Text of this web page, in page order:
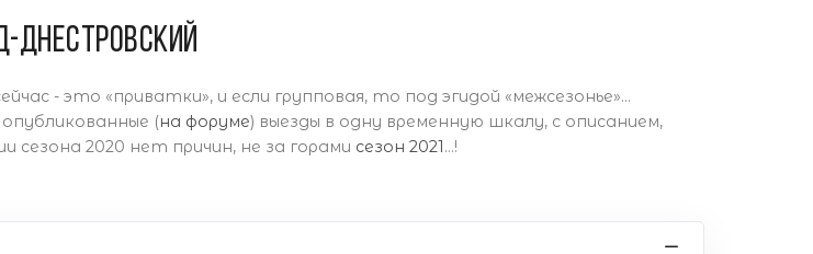
Днестровский
- это «приватки», и если групповая, то под эгидой «межсезонье»...
(на форуме) выезды в одну временную шкалу, с описанием,
сезона 2020 нет причин, не за горами сезон 2021...!